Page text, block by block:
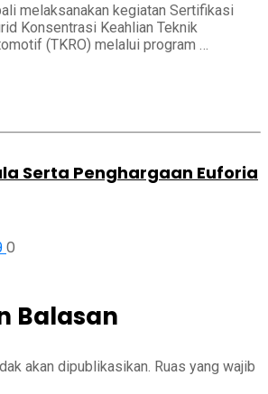
melaksanakan kegiatan Sertifikasi
Konsentrasi Keahlian Teknik
(TKRO) melalui program …
Serta Penghargaan Euforia
0
Balasan
akan dipublikasikan. Ruas yang wajib